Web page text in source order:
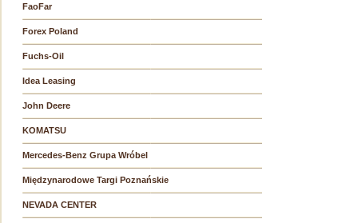
FaoFar
Forex Poland
Fuchs-Oil
Idea Leasing
John Deere
KOMATSU
Mercedes-Benz Grupa Wróbel
Międzynarodowe Targi Poznańskie
NEVADA CENTER